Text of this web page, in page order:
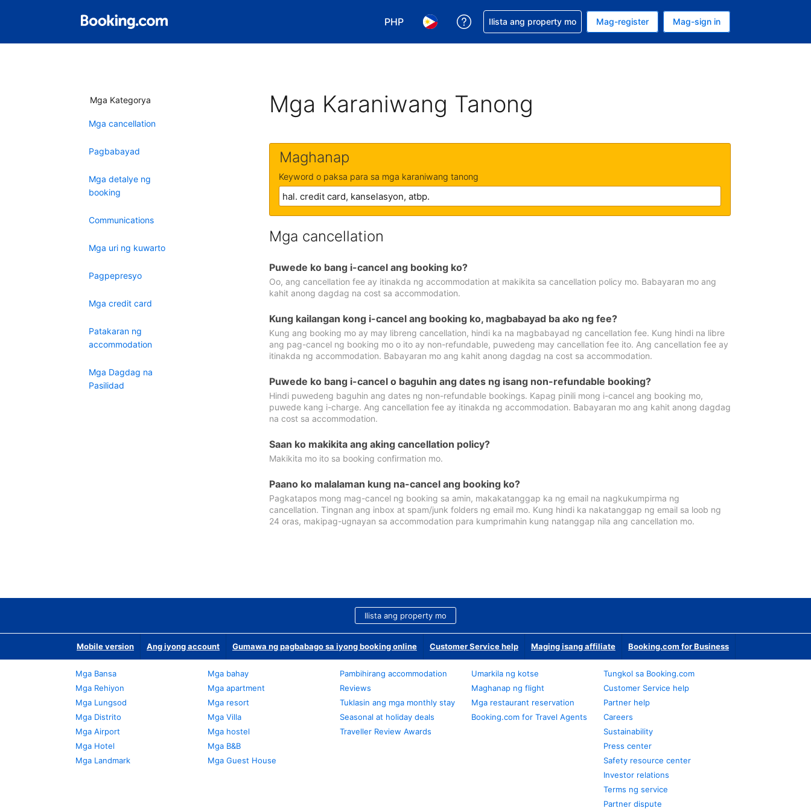
PHP
Pumili ng currency mo. PHP ang currency mo ngayon
Pumili ng wika mo. Filipino ang wika mo ngayon
Makakuha ng tulong sa reservation mo
Ilista ang property mo Mag-register Mag-sign in
Mga Kategorya
Mga cancellation
Pagbabayad
Mga detalye ng
booking
Communications
Mga uri ng kuwarto
Pagpepresyo
Mga credit card
Patakaran ng
accommodation
Mga Dagdag na
Pasilidad
Mga Karaniwang Tanong
Maghanap
Keyword o paksa para sa mga karaniwang tanong
Mga cancellation
Puwede ko bang i-cancel ang booking ko?
Oo, ang cancellation fee ay itinakda ng accommodation at makikita sa cancellation policy mo. Babayaran mo ang
kahit anong dagdag na cost sa accommodation.
Kung kailangan kong i-cancel ang booking ko, magbabayad ba ako ng fee?
Kung ang booking mo ay may libreng cancellation, hindi ka na magbabayad ng cancellation fee. Kung hindi na libre
ang pag-cancel ng booking mo o ito ay non-refundable, puwedeng may cancellation fee ito. Ang cancellation fee ay
itinakda ng accommodation. Babayaran mo ang kahit anong dagdag na cost sa accommodation.
Puwede ko bang i-cancel o baguhin ang dates ng isang non-refundable booking?
Hindi puwedeng baguhin ang dates ng non-refundable bookings. Kapag pinili mong i-cancel ang booking mo,
puwede kang i-charge. Ang cancellation fee ay itinakda ng accommodation. Babayaran mo ang kahit anong dagdag
na cost sa accommodation.
Saan ko makikita ang aking cancellation policy?
Makikita mo ito sa booking confirmation mo.
Paano ko malalaman kung na-cancel ang booking ko?
Pagkatapos mong mag-cancel ng booking sa amin, makakatanggap ka ng email na nagkukumpirma ng
cancellation. Tingnan ang inbox at spam/junk folders ng email mo. Kung hindi ka nakatanggap ng email sa loob ng
24 oras, makipag-ugnayan sa accommodation para kumprimahin kung natanggap nila ang cancellation mo.
Ilista ang property mo
Mobile version Ang iyong account Gumawa ng pagbabago sa iyong booking online Customer Service help Maging isang affiliate Booking.com for Business
Mga Bansa
Mga Rehiyon
Mga Lungsod
Mga Distrito
Mga Airport
Mga Hotel
Mga Landmark
Mga bahay
Mga apartment
Mga resort
Mga Villa
Mga hostel
Mga B&B
Mga Guest House
Pambihirang accommodation
Reviews
Tuklasin ang mga monthly stay
Seasonal at holiday deals
Traveller Review Awards
Umarkila ng kotse
Maghanap ng flight
Mga restaurant reservation
Booking.com for Travel Agents
Tungkol sa Booking.com
Customer Service help
Partner help
Careers
Sustainability
Press center
Safety resource center
Investor relations
Terms ng service
Partner dispute